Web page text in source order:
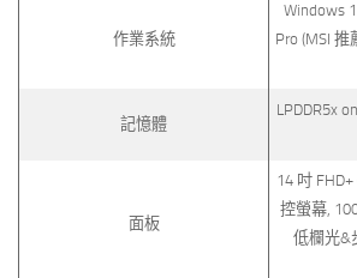
作業系統
Windows
Pro (MSI
記憶體
LPDDR5x
面板
14 吋
控螢幕,
低欄光&